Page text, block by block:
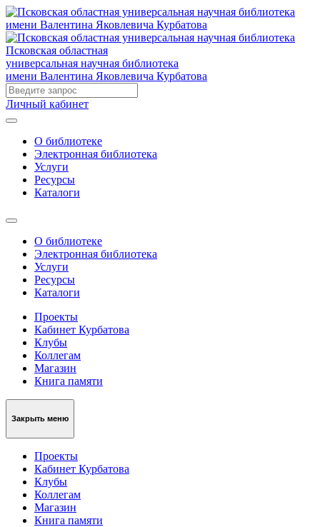
Псковская областная
универсальная научная библиотека
имени Валентина Яковлевича Курбатова
Личный кабинет
О библиотеке
Электронная библиотека
Услуги
Ресурсы
Каталоги
О библиотеке
Электронная библиотека
Услуги
Ресурсы
Каталоги
Проекты
Кабинет Курбатова
Клубы
Коллегам
Магазин
Книга памяти
Закрыть меню
Проекты
Кабинет Курбатова
Клубы
Коллегам
Магазин
Книга памяти